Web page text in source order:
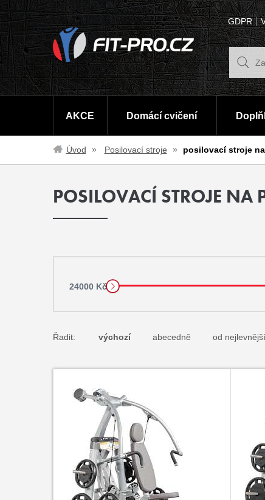
GDPR
AKCE Domácí cvičení
Úvod Posilovací stroje posilovací stroje
POSILOVACÍ STROJE NA
24000 Kč
Řadit: výchozí abecedně od